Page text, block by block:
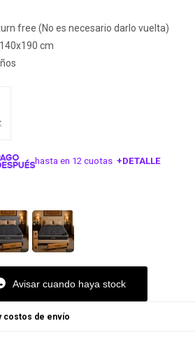
free (No es necesario darlo vuelta)
cm
hasta en 12 cuotas +DETALLE
Avisar cuando haya stock
costos de envío